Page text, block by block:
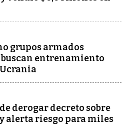
grupos armados
entrenamiento
derogar decreto sobre
alerta riesgo para miles